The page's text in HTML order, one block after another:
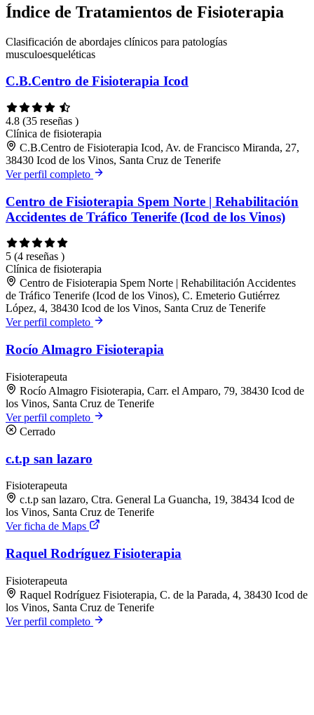
Índice de Tratamientos de Fisioterapia
Clasificación de abordajes clínicos para patologías
musculoesqueléticas
C.B.Centro de Fisioterapia Icod
4.8 (35 reseñas )
Clínica de fisioterapia
C.B.Centro de Fisioterapia Icod, Av. de Francisco Miranda, 27,
38430 Icod de los Vinos, Santa Cruz de Tenerife
Ver perfil completo
Centro de Fisioterapia Spem Norte | Rehabilitación
Accidentes de Tráfico Tenerife (Icod de los Vinos)
5 (4 reseñas )
Clínica de fisioterapia
Centro de Fisioterapia Spem Norte | Rehabilitación Accidentes
de Tráfico Tenerife (Icod de los Vinos), C. Emeterio Gutiérrez
López, 4, 38430 Icod de los Vinos, Santa Cruz de Tenerife
Ver perfil completo
Rocío Almagro Fisioterapia
Fisioterapeuta
Rocío Almagro Fisioterapia, Carr. el Amparo, 79, 38430 Icod de
los Vinos, Santa Cruz de Tenerife
Ver perfil completo
Cerrado
c.t.p san lazaro
Fisioterapeuta
c.t.p san lazaro, Ctra. General La Guancha, 19, 38434 Icod de
los Vinos, Santa Cruz de Tenerife
Ver ficha de Maps
Raquel Rodríguez Fisioterapia
Fisioterapeuta
Raquel Rodríguez Fisioterapia, C. de la Parada, 4, 38430 Icod de
los Vinos, Santa Cruz de Tenerife
Ver perfil completo